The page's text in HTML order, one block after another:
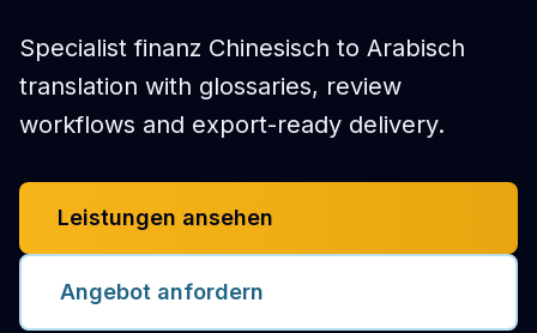
Specialist finanz Chinesisch to Arabisch
translation with glossaries, review
workflows and export-ready delivery.
Leistungen ansehen
Angebot anfordern